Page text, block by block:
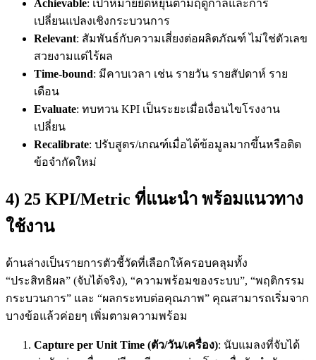
Achievable: เป้าหมายยืดหยุ่นตามฤดูกาลและการ
เปลี่ยนแปลงเชิงกระบวนการ
Relevant: สัมพันธ์กับความเสี่ยงต่อผลิตภัณฑ์ ไม่ใช่ตัวเลข
สวยงามแต่ไร้ผล
Time-bound: มีคาบเวลา เช่น รายวัน รายสัปดาห์ ราย
เดือน
Evaluate: ทบทวน KPI เป็นระยะเมื่อเงื่อนไขโรงงาน
เปลี่ยน
Recalibrate: ปรับสูตร/เกณฑ์เมื่อได้ข้อมูลมากขึ้นหรือติด
ข้อจำกัดใหม่
4) 25 KPI/Metric ที่แนะนำ พร้อมแนวทาง
ใช้งาน
ด้านล่างเป็นรายการตัวชี้วัดที่เลือกให้ครอบคลุมทั้ง
“ประสิทธิผล” (จับได้จริง), “ความพร้อมของระบบ”, “พฤติกรรม
กระบวนการ” และ “ผลกระทบต่อคุณภาพ” คุณสามารถเริ่มจาก
บางข้อแล้วค่อยๆ เพิ่มตามความพร้อม
Capture per Unit Time (ตัว/วัน/เครื่อง): นับแมลงที่จับได้